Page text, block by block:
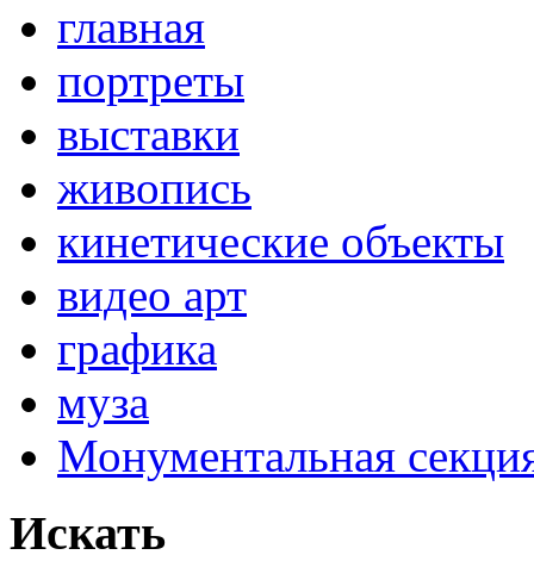
главная
портреты
выставки
живопись
кинетические объекты
видео арт
графика
муза
Монументальная
Искать